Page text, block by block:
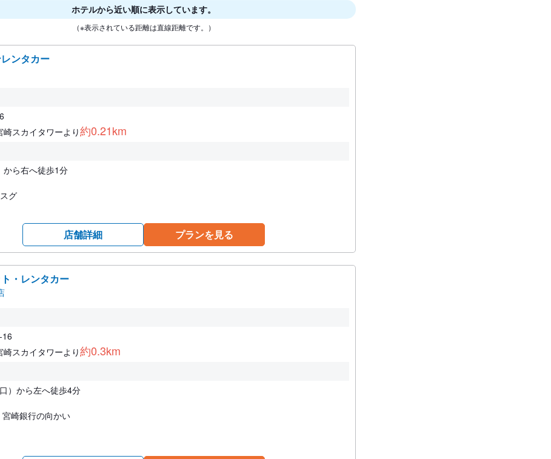
ホテルから近い順に表示しています。
（※表示されている距離は直線距離です。）
ンタカー
スカイタワーより約0.21km
から右へ徒歩1分
グ
店舗詳細 プランを見る
・レンタカー
スカイタワーより約0.3km
）から左へ徒歩4分
崎銀行の向かい